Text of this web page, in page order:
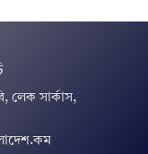
লেক সার্কাস,